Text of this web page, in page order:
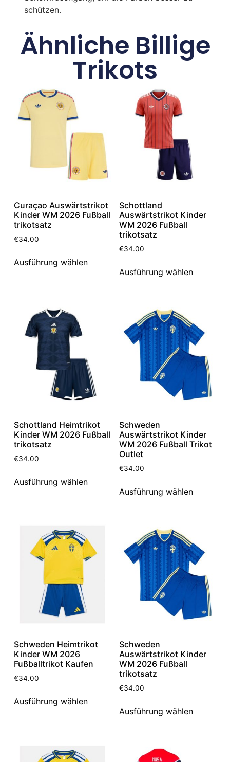
schützen.
Ähnliche Billige
Trikots
Curaçao Auswärtstrikot
Kinder WM 2026 Fußball
trikotsatz
€34.00
Ausführung wählen
Schottland
Auswärtstrikot Kinder
WM 2026 Fußball
trikotsatz
€34.00
Ausführung wählen
Schottland Heimtrikot
Kinder WM 2026 Fußball
trikotsatz
€34.00
Ausführung wählen
Schweden
Auswärtstrikot Kinder
WM 2026 Fußball Trikot
Outlet
€34.00
Ausführung wählen
Schweden Heimtrikot
Kinder WM 2026
Fußballtrikot Kaufen
€34.00
Ausführung wählen
Schweden
Auswärtstrikot Kinder
WM 2026 Fußball
trikotsatz
€34.00
Ausführung wählen